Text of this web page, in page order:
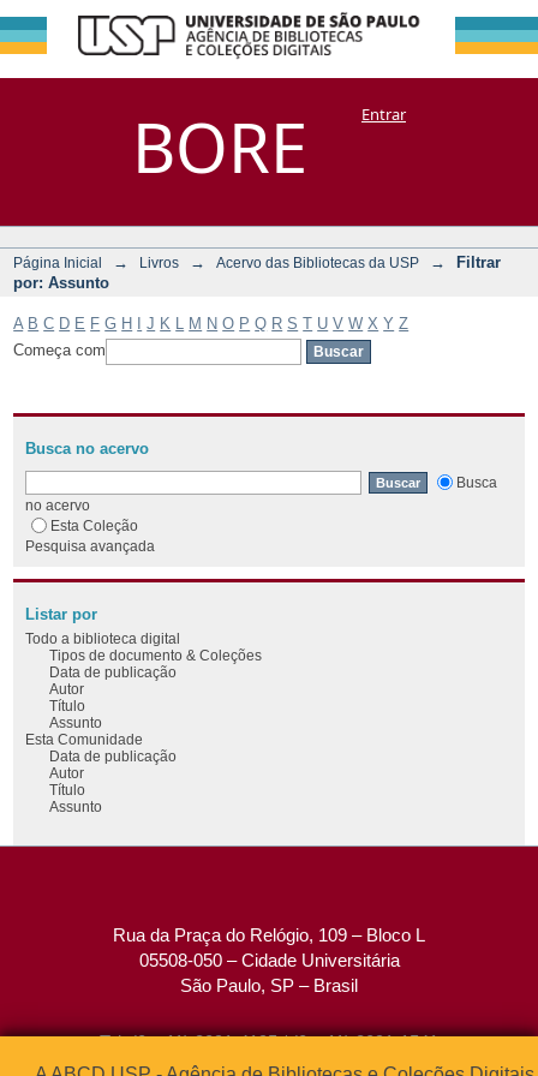
BORE
Filtrar por:
Assunto
DSpace/Manakin + CoriscoEntrar
Página Inicial → Livros → Acervo das Bibliotecas da USP →
Filtrar
por: Assunto
A B C D E F G H J K M N O P Q R S T U V W X Y Z
Começa com
Busca no acervo
Busca
no acervo
Esta Coleção
Pesquisa avançada
Listar por
Todo a biblioteca digital
Tipos de documento & Coleções
Data de publicação
Autor
Título
Assunto
Esta Comunidade
Data de publicação
Autor
Título
Assunto
Rua da Praça do Relógio, 109 – Bloco L
05508-050 – Cidade Universitária
São Paulo, SP – Brasil
Tel: (0xx11) 3091-4195 / (0xx11) 3091-1541
Fax: (0xx11) 3091-1567